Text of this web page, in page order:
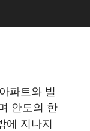
파트와 빌
안도의 한
에 지나지